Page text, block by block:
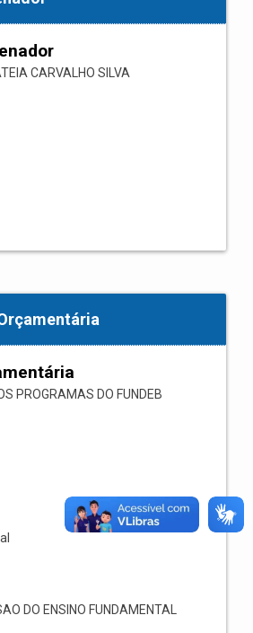
CARVALHO SILVA
PROGRAMAS DO FUNDEB
DO ENSINO FUNDAMENTAL